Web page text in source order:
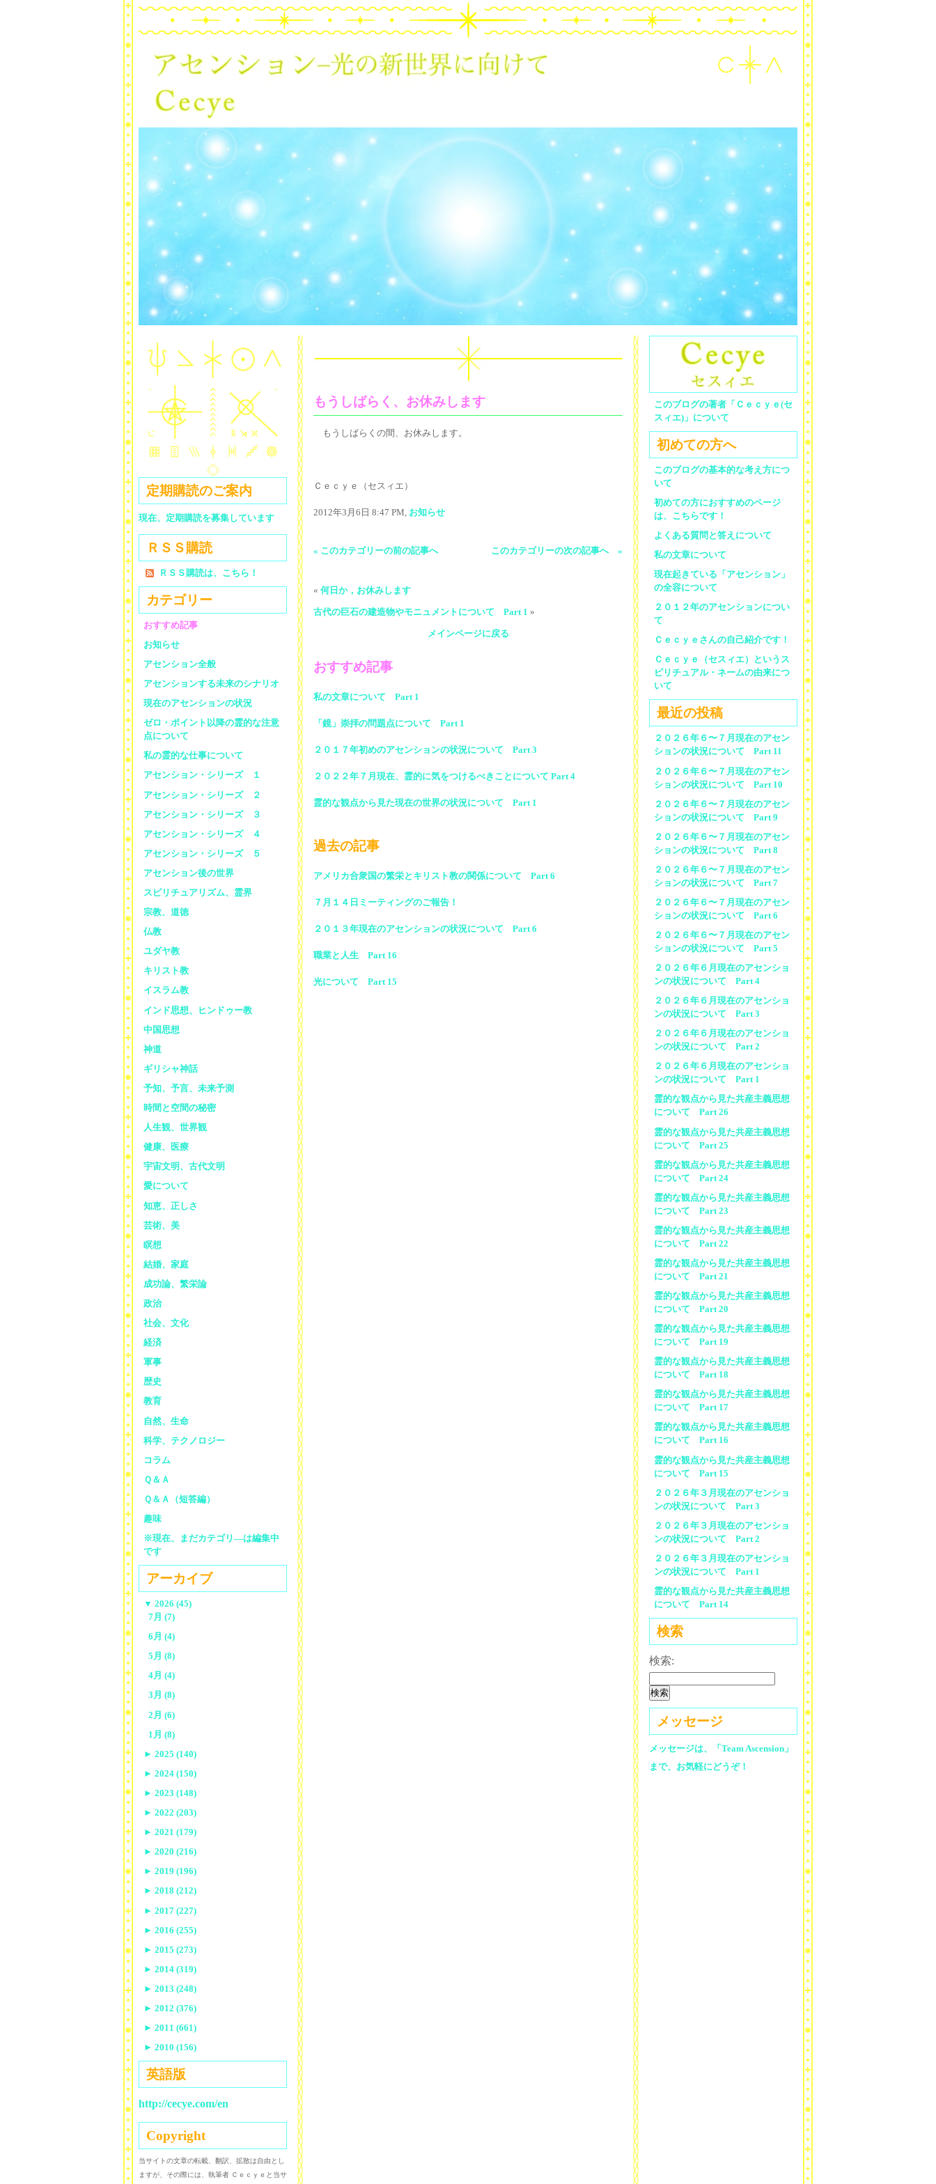
もうしばらく、お休みします
もうしばらくの間、お休みします。
Ｃｅｃｙｅ（セスィエ）
2012年3月6日 8:47 PM, お知らせ
« このカテゴリーの前の記事へ このカテゴリーの次の記事へ »
« 何日か，お休みします
古代の巨石の建造物やモニュメントについて Part 1 »
メインページに戻る
おすすめ記事
私の文章について Part 1
「鏡」崇拝の問題点について Part 1
２０１７年初めのアセンションの状況について Part 3
２０２２年７月現在、霊的に気をつけるべきことについて Part 4
霊的な観点から見た現在の世界の状況について Part 1
過去の記事
アメリカ合衆国の繁栄とキリスト教の関係について Part 6
７月１４日ミーティングのご報告！
２０１３年現在のアセンションの状況について Part 6
職業と人生 Part 16
光について Part 15
このブログの著者「Ｃｅｃｙｅ(セ
スィエ)」について
初めての方へ
このブログの基本的な考え方につ
いて
初めての方におすすめのページ
は、こちらです！
よくある質問と答えについて
私の文章について
現在起きている「アセンション」
の全容について
２０１２年のアセンションについ
て
Ｃｅｃｙｅさんの自己紹介です！
Ｃｅｃｙｅ（セスィエ）というス
ピリチュアル・ネームの由来につ
いて
最近の投稿
２０２６年６〜７月現在のアセン
ションの状況について Part 11
２０２６年６〜７月現在のアセン
ションの状況について Part 10
２０２６年６〜７月現在のアセン
ションの状況について Part 9
２０２６年６〜７月現在のアセン
ションの状況について Part 8
２０２６年６〜７月現在のアセン
ションの状況について Part 7
２０２６年６〜７月現在のアセン
ションの状況について Part 6
２０２６年６〜７月現在のアセン
ションの状況について Part 5
２０２６年６月現在のアセンショ
ンの状況について Part 4
２０２６年６月現在のアセンショ
ンの状況について Part 3
２０２６年６月現在のアセンショ
ンの状況について Part 2
２０２６年６月現在のアセンショ
ンの状況について Part 1
霊的な観点から見た共産主義思想
について Part 26
霊的な観点から見た共産主義思想
について Part 25
霊的な観点から見た共産主義思想
について Part 24
霊的な観点から見た共産主義思想
について Part 23
霊的な観点から見た共産主義思想
について Part 22
霊的な観点から見た共産主義思想
について Part 21
霊的な観点から見た共産主義思想
について Part 20
霊的な観点から見た共産主義思想
について Part 19
霊的な観点から見た共産主義思想
について Part 18
霊的な観点から見た共産主義思想
について Part 17
霊的な観点から見た共産主義思想
について Part 16
霊的な観点から見た共産主義思想
について Part 15
２０２６年３月現在のアセンショ
ンの状況について Part 3
２０２６年３月現在のアセンショ
ンの状況について Part 2
２０２６年３月現在のアセンショ
ンの状況について Part 1
霊的な観点から見た共産主義思想
について Part 14
検索
検索:
メッセージ
メッセージは、「Team Ascension」
まで、お気軽にどうぞ！
定期購読のご案内
現在、定期購読を募集しています
ＲＳＳ購読
ＲＳＳ購読は、こちら！
カテゴリー
おすすめ記事
お知らせ
アセンション全般
アセンションする未来のシナリオ
現在のアセンションの状況
ゼロ・ポイント以降の霊的な注意
点について
私の霊的な仕事について
アセンション・シリーズ １
アセンション・シリーズ ２
アセンション・シリーズ ３
アセンション・シリーズ ４
アセンション・シリーズ ５
アセンション後の世界
スピリチュアリズム、霊界
宗教、道徳
仏教
ユダヤ教
キリスト教
イスラム教
インド思想、ヒンドゥー教
中国思想
神道
ギリシャ神話
予知、予言、未来予測
時間と空間の秘密
人生観、世界観
健康、医療
宇宙文明、古代文明
愛について
知恵、正しさ
芸術、美
瞑想
結婚、家庭
成功論、繁栄論
政治
社会、文化
経済
軍事
歴史
教育
自然、生命
科学、テクノロジー
コラム
Ｑ＆Ａ
Ｑ＆Ａ（短答編）
趣味
※現在、まだカテゴリ—は編集中
です
アーカイブ
▼ 2026 (45)
7月 (7)
6月 (4)
5月 (8)
4月 (4)
3月 (8)
2月 (6)
1月 (8)
► 2025 (140)
► 2024 (150)
► 2023 (148)
► 2022 (203)
► 2021 (179)
► 2020 (216)
► 2019 (196)
► 2018 (212)
► 2017 (227)
► 2016 (255)
► 2015 (273)
► 2014 (319)
► 2013 (248)
► 2012 (376)
► 2011 (661)
► 2010 (156)
英語版
http://cecye.com/en
Copyright
当サイトの文章の転載、翻訳、拡散は自由とし
ますが、その際には、執筆者 Ｃｅｃｙｅと当サ